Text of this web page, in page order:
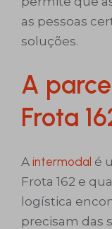
as pessoas
soluções.
A
Frota
A intermodal é
Frota 162 e
logística
precisam das